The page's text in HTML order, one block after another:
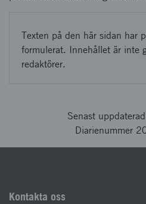
Texten på den här sidan har
formulerat. Innehållet är inte
redaktörer.
Senast
Diarienummer
Kontakta oss